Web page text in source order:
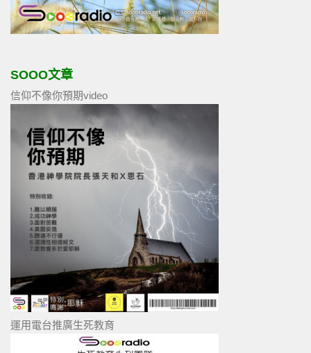
SOOO文章
信仰不像你預期video
運用電台推廣生死教育